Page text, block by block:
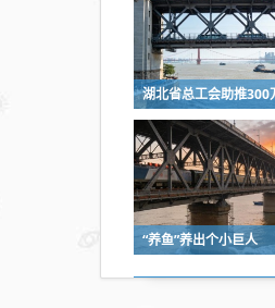
“养鱼”养出个小巨人